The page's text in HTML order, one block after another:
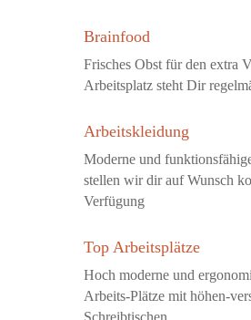
Brainfood
Frisches Obst für den extra
Arbeitsplatz steht Dir
Arbeitskleidung
Moderne und
stellen wir dir auf Wunsch
Verfügung
Top Arbeitsplätze
Hoch moderne und
Arbeits-Plätze mit höhen-
Schreibtischen